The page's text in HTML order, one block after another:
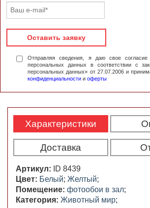
Оставить заявку
Отправляя сведения, я даю свое
персональных данных в соответствии с
персональных данных» от 27.07.2006 и
конфиденциальности и оферты
Характеристики
Доставка
Артикул:
ID 8439
Цвет: Белый; Желтый;
Помещение: фотообои в зал;
Категория: Животный мир;